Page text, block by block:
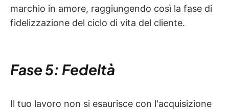
marchio in amore, raggiungendo così la fase di
fidelizzazione del ciclo di vita del cliente.
Fase 5: Fedeltà
Il tuo lavoro non si esaurisce con l'acquisizione